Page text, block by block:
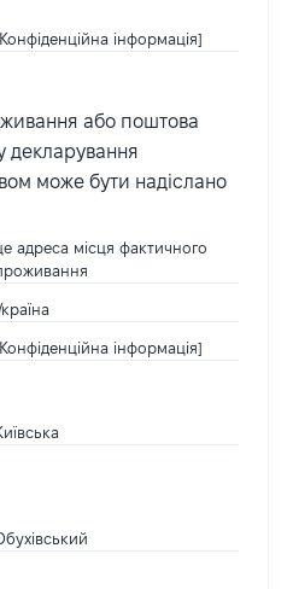
інформація]
або поштова
декларування
може бути надіслано
адреса місця фактичного
інформація]